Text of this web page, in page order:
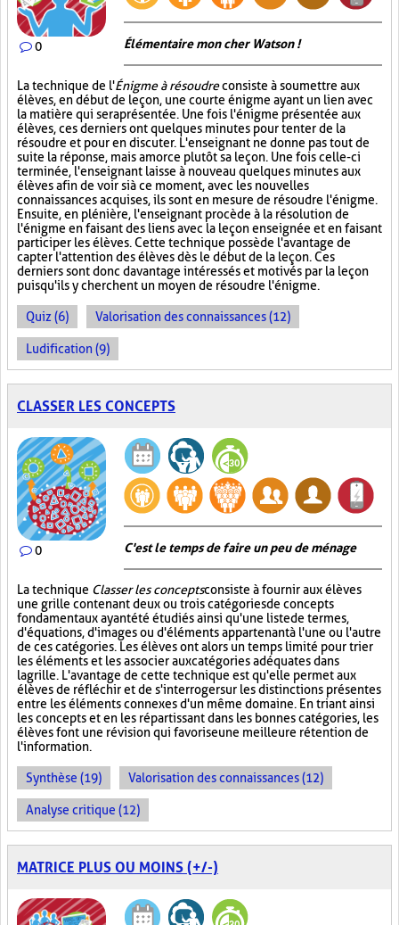
0 Élémentaire mon cher Watson !
La technique de l'Énigme à résoudreconsiste à soumettre aux
élèves, en début de leçon, une courte énigme ayant un lien avec
la matière qui sera présentée. Une fois l'énigme présentée aux
élèves, ces derniers ont quelques minutes pour tenter de la
résoudre et pour en discuter. L'enseignant ne donne pas tout de
suite la réponse, mais amorce plutôt sa leçon. Une fois celle-ci
terminée, l'enseignant laisse à nouveau quelques minutes aux
élèves afin de voir si à ce moment, avec les nouvelles
connaissances acquises, ils sont en mesure de résoudre l'énigme.
Ensuite, en plénière, l'enseignant procède à la résolution de
l'énigme en faisant des liens avec la leçon enseignée et en faisant
participer les élèves. Cette technique possède l'avantage de
capter l'attention des élèves dès le début de la leçon. Ces
derniers sont donc davantage intéressés et motivés par la leçon
puisqu'ils y cherchent un moyen de résoudre l'énigme.
Quiz (6) Valorisation des connaissances (12)
Ludification (9)
CLASSER LES CONCEPTS
0 C'est le temps de faire un peu de ménage
La technique Classer les conceptsconsiste à fournir aux élèves
une grille contenant deux ou trois catégories de concepts
fondamentaux ayant été étudiés ainsi qu'une liste de termes,
d'équations, d'images ou d'éléments appartenant à l'une ou l'autre
de ces catégories. Les élèves ont alors un temps limité pour trier
les éléments et les associer aux catégories adéquates dans
la grille. L'avantage de cette technique est qu'elle permet aux
élèves de réfléchir et de s'interroger sur les distinctions présentes
entre les éléments connexes d'un même domaine. En triant ainsi
les concepts et en les répartissant dans les bonnes catégories, les
élèves font une révision qui favorise une meilleure rétention de
l'information.
Synthèse (19) Valorisation des connaissances (12)
Analyse critique (12)
MATRICE PLUS OU MOINS (+/-)